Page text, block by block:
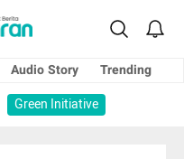
Audio Story
Trending
Green Initiative